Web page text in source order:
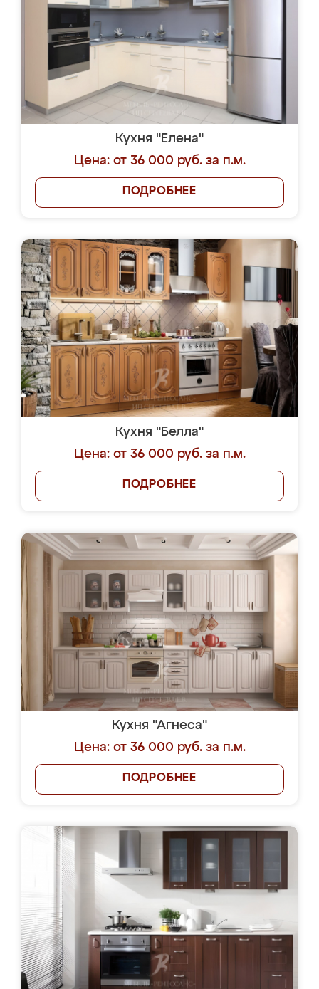
Кухня "Елена"
Цена: от 36 000 руб. за п.м.
ПОДРОБНЕЕ
Кухня "Белла"
Цена: от 36 000 руб. за п.м.
ПОДРОБНЕЕ
Кухня "Агнеса"
Цена: от 36 000 руб. за п.м.
ПОДРОБНЕЕ